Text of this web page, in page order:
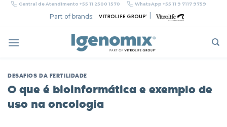
Skip Central de Atendimento +55 11 2500 1570 WhatsApp +55 11 9 7117 9759
Part of brands:
DESAFIOS DA FERTILIDADE
O que é bioinformática e exemplo de
uso na oncologia